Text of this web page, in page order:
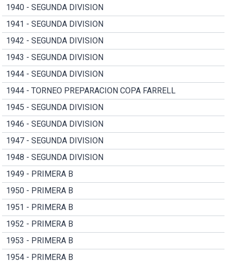
1940 - SEGUNDA DIVISION
1941 - SEGUNDA DIVISION
1942 - SEGUNDA DIVISION
1943 - SEGUNDA DIVISION
1944 - SEGUNDA DIVISION
1944 - TORNEO PREPARACION COPA FARRELL
1945 - SEGUNDA DIVISION
1946 - SEGUNDA DIVISION
1947 - SEGUNDA DIVISION
1948 - SEGUNDA DIVISION
1949 - PRIMERA B
1950 - PRIMERA B
1951 - PRIMERA B
1952 - PRIMERA B
1953 - PRIMERA B
1954 - PRIMERA B